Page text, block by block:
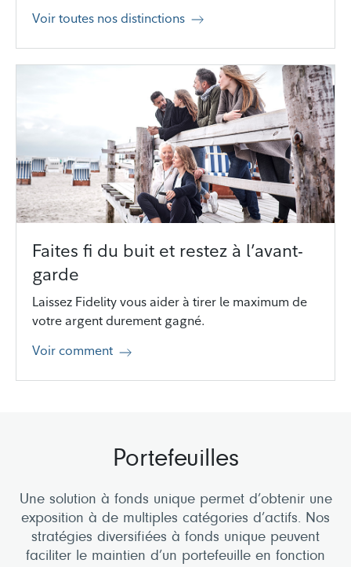
Voir toutes nos distinctions
Faites fi du buit et restez à l’avant-
garde
Laissez Fidelity vous aider à tirer le maximum de
votre argent durement gagné.
Voir comment
Portefeuilles
Une solution à fonds unique permet d’obtenir une
exposition à de multiples catégories d’actifs. Nos
stratégies diversifiées à fonds unique peuvent
faciliter le maintien d’un portefeuille en fonction